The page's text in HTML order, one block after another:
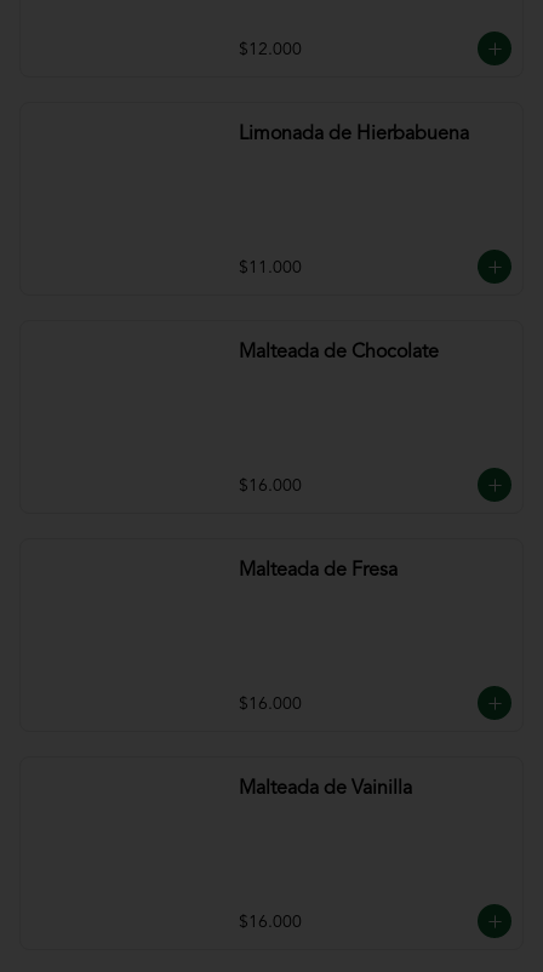
$12.000
Limonada de Hierbabuena
$11.000
Malteada de Chocolate
$16.000
Malteada de Fresa
$16.000
Malteada de Vainilla
$16.000